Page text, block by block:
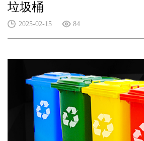
垃圾桶
2025-02-15 84